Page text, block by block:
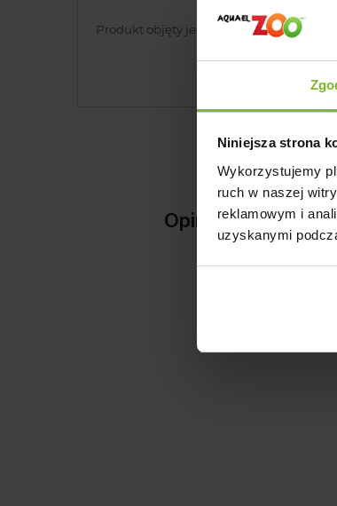
Niniejsza strona
Wykorzystujemy
ruch w naszej
reklamowym i
uzyskanymi
Produkt objęty jest 3 letnią gwarancją.
Opinie o